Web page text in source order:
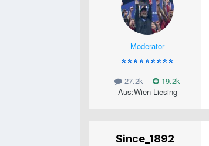
Moderator
27.2k
19.2k
Aus:Wien-Liesing
Since_1892